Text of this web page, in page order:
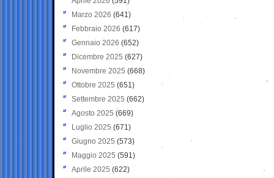
Marzo 2026 (641)
Febbraio 2026 (617)
Gennaio 2026 (652)
Dicembre 2025 (627)
Novembre 2025 (668)
Ottobre 2025 (651)
Settembre 2025 (662)
Agosto 2025 (669)
Luglio 2025 (671)
Giugno 2025 (573)
Maggio 2025 (591)
Aprile 2025 (622)